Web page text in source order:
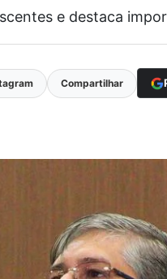
e destaca
Compartilhar